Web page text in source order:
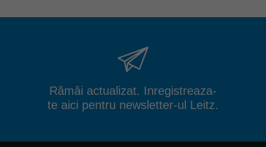
Rămâi actualizat. Inregistreaza-
te aici pentru newsletter-ul Leitz.